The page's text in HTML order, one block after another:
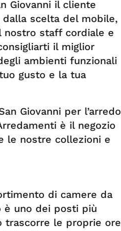
Giovanni il cliente
scelta del mobile,
nostro staff cordiale e
il miglior
ambienti funzionali
gusto e la tua
Giovanni per l’arredo
è il negozio
le nostre collezioni e
di camere da
è uno dei posti più
trascorre le proprie ore